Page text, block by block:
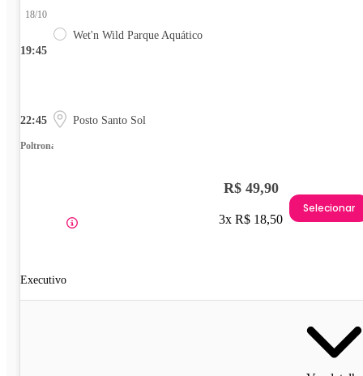
19:45
18/10
Wet'n Wild Parque Aquático
22:45 Posto Santo Sol
Poltrona
Executivo
R$ 49,90
3x R$ 18,50
Selecionar